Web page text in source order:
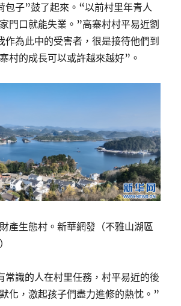
包子”鼓了起來。“以前村里年青人
門口就能失業。”高寨村村平易近劉
作為此中的受害者，很是接待他們到
村的成長可以或許越來越好”。
產生態村。新華網發（不雅山湖區
常識的人在村里任務，村平易近的後
化，激起孩子們盡力進修的熱忱。”